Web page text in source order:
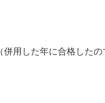
用した年に合格したの